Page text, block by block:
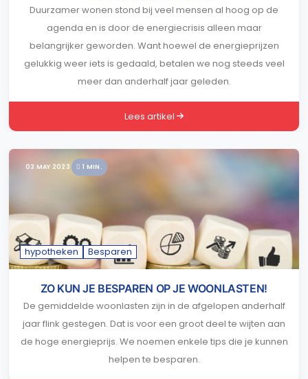
Duurzamer wonen stond bij veel mensen al hoog op de
agenda en is door de energiecrisis alleen maar
belangrijker geworden. Want hoewel de energieprijzen
gelukkig weer iets is gedaald, betalen we nog steeds veel
meer dan anderhalf jaar geleden.
Lees artikel
03 MAY 2023 1 MIN.
hypotheken Besparen
ZO KUN JE BESPAREN OP JE WOONLASTEN!
De gemiddelde woonlasten zijn in de afgelopen anderhalf
jaar flink gestegen. Dat is voor een groot deel te wijten aan
de hoge energieprijs. We noemen enkele tips die je kunnen
helpen te besparen.